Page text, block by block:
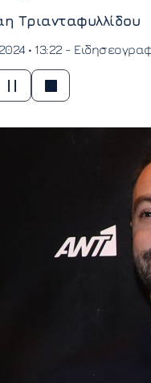
Τριανταφυλλίδου
• 13:22 -